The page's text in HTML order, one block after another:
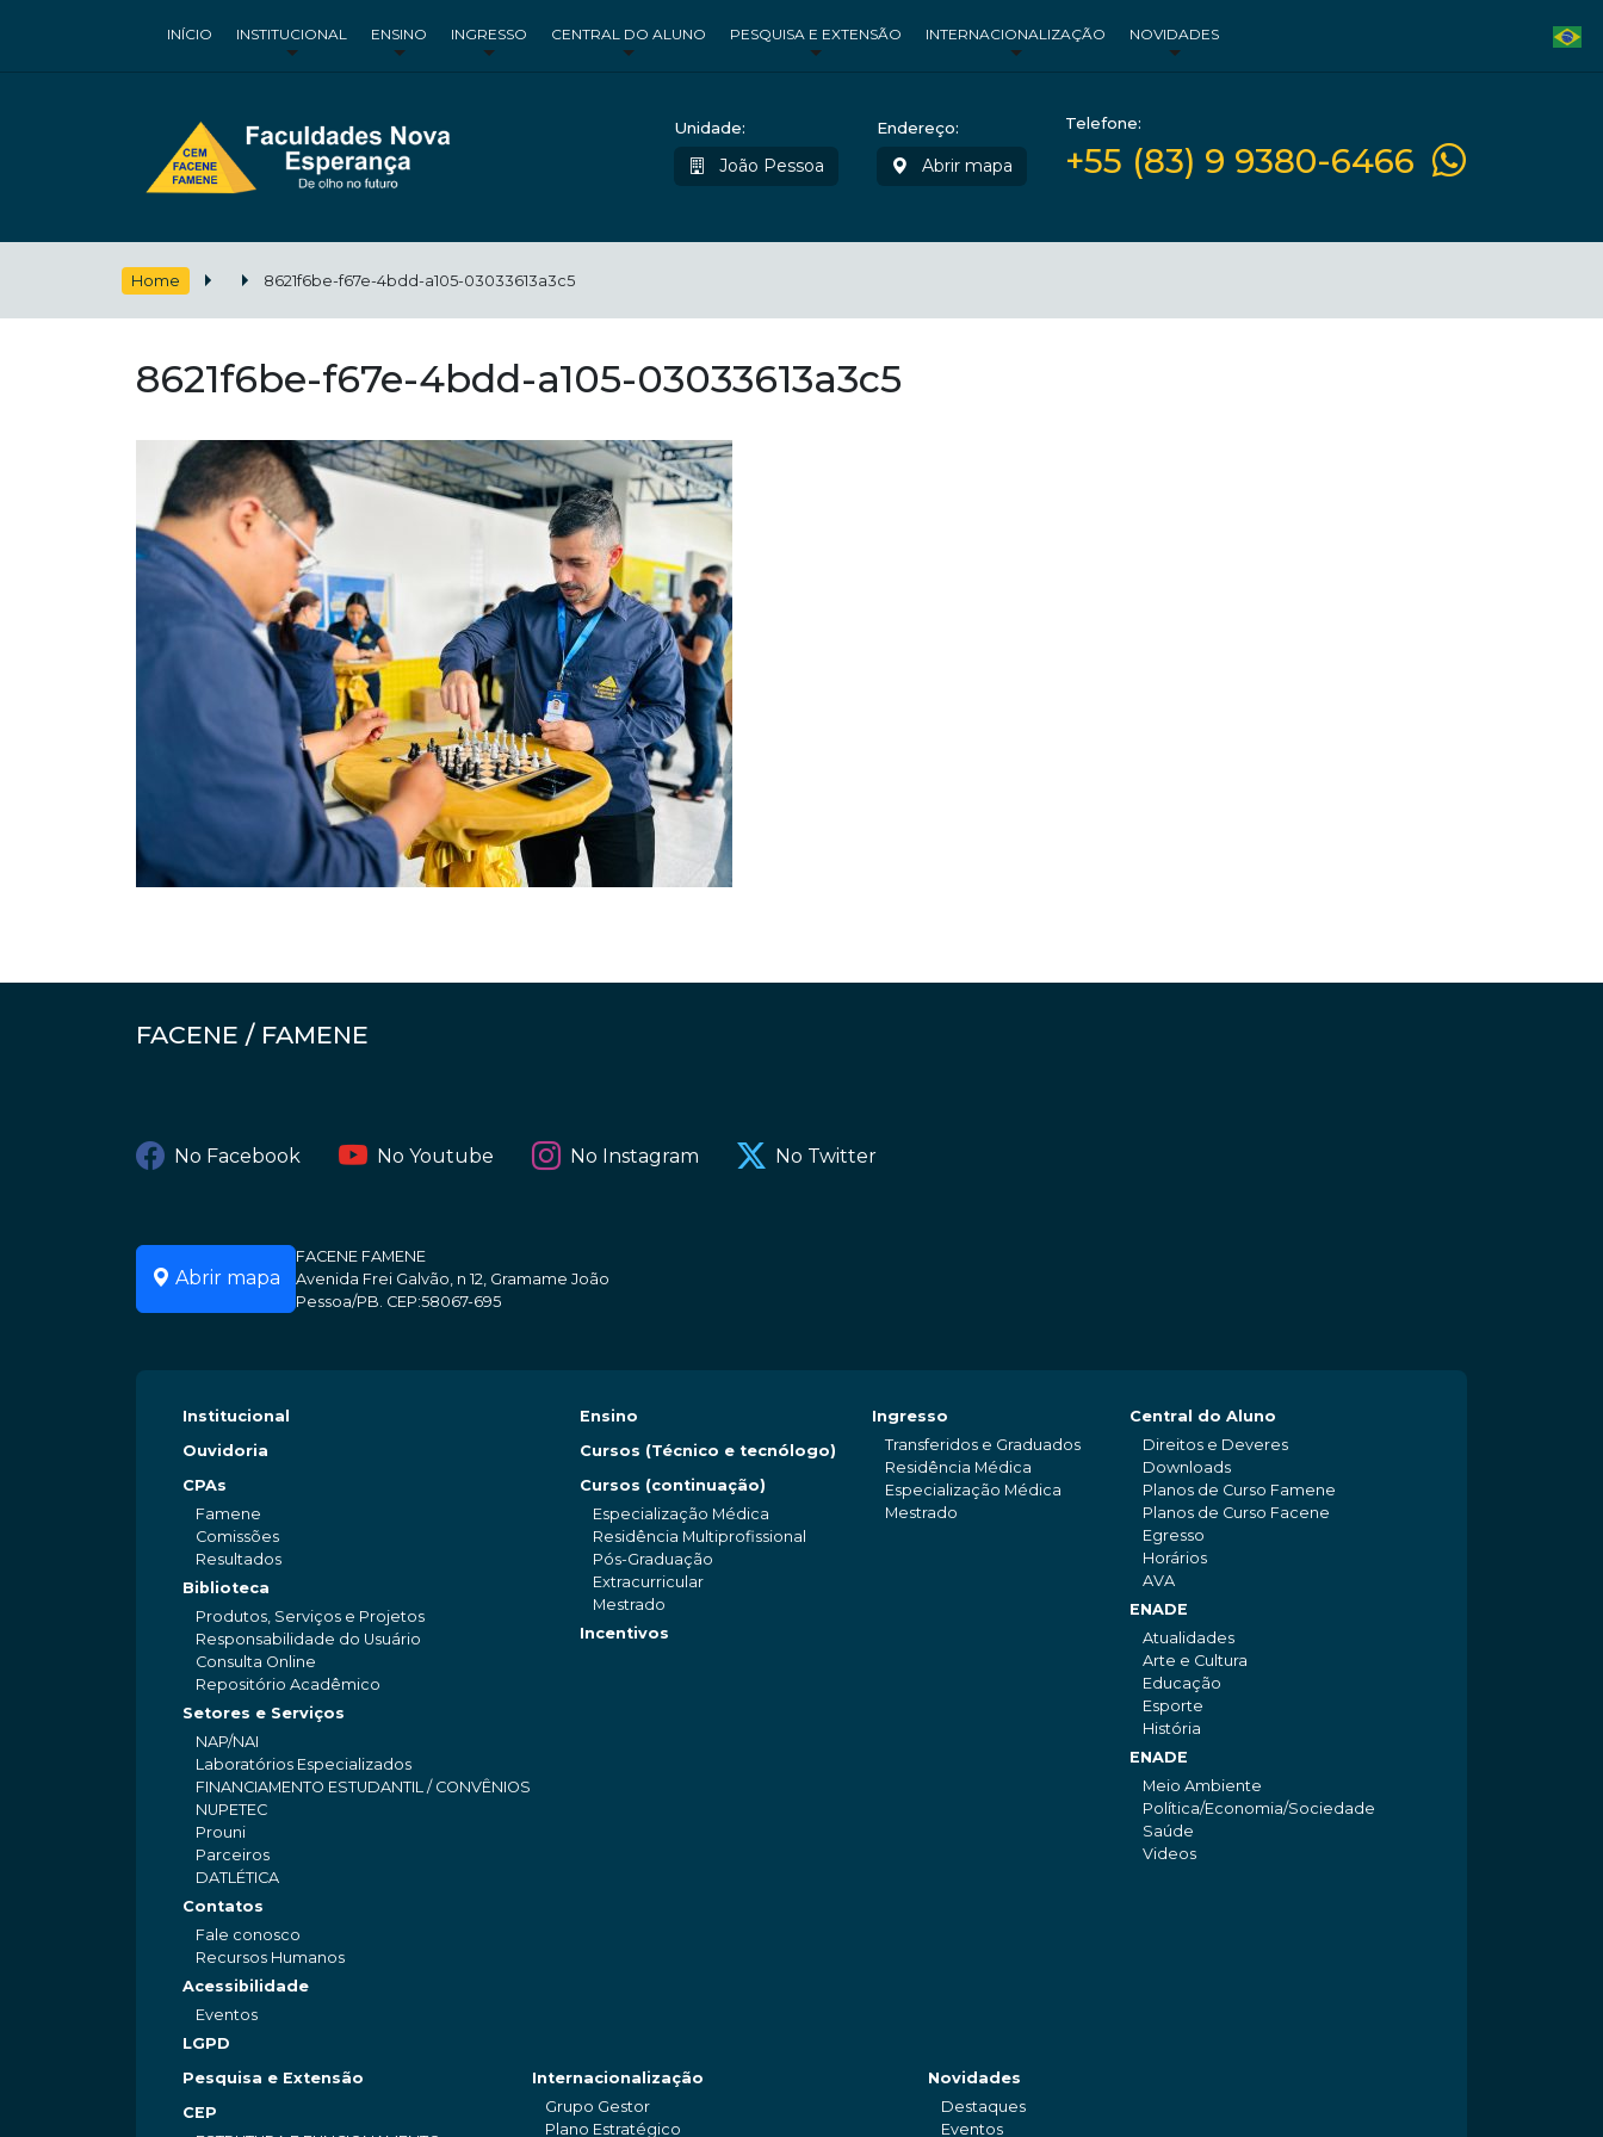
INÍCIO INSTITUCIONAL ENSINO INGRESSO CENTRAL DO ALUNO PESQUISA E EXTENSÃO INTERNACIONALIZAÇÃO NOVIDADES
Unidade:
João Pessoa
Endereço:
Abrir mapa
Telefone:
+55 (83) 9 9380-6466
Home 8621f6be-f67e-4bdd-a105-03033613a3c5
8621f6be-f67e-4bdd-a105-03033613a3c5
FACENE / FAMENE
No Facebook No Youtube No Instagram No Twitter
Abrir mapa
FACENE FAMENE
Avenida Frei Galvão, n 12, Gramame João
Pessoa/PB. CEP:58067-695
Institucional
Ouvidoria
CPAs
Famene
Comissões
Resultados
Biblioteca
Produtos, Serviços e Projetos
Responsabilidade do Usuário
Consulta Online
Repositório Acadêmico
Setores e Serviços
NAP/NAI
Laboratórios Especializados
FINANCIAMENTO ESTUDANTIL / CONVÊNIOS
NUPETEC
Prouni
Parceiros
DATLÉTICA
Contatos
Fale conosco
Recursos Humanos
Acessibilidade
Eventos
LGPD
Ensino
Cursos (Técnico e tecnólogo)
Cursos (continuação)
Especialização Médica
Residência Multiprofissional
Pós-Graduação
Extracurricular
Mestrado
Incentivos
Ingresso
Transferidos e Graduados
Residência Médica
Especialização Médica
Mestrado
Central do Aluno
Direitos e Deveres
Downloads
Planos de Curso Famene
Planos de Curso Facene
Egresso
Horários
AVA
ENADE
Atualidades
Arte e Cultura
Educação
Esporte
História
ENADE
Meio Ambiente
Política/Economia/Sociedade
Saúde
Videos
Pesquisa e Extensão
CEP
Internacionalização
Grupo Gestor
Plano Estratégico
Novidades
Destaques
Eventos